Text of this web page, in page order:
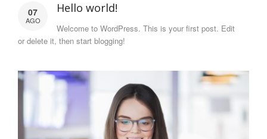
07
AGO
Hello world!
Welcome to WordPress. This is your first post. Edit
or delete it, then start blogging!